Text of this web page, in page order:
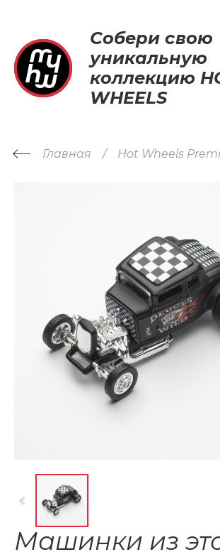
Собери свою
уникальную
коллекцию
WHEELS
Главная Hot Wheels
Машинки из